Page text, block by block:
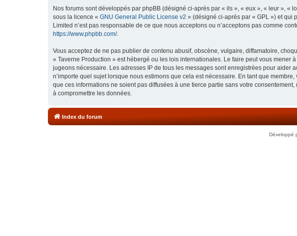
Nos forums sont développés par phpBB (désigné ci-après par « ils », « eux », « leur »,
sous la licence « GNU General Public License v2 » (désigné ci-après par « GPL ») et qui
Limited n’est pas responsable de ce que nous acceptons ou n’acceptons pas comme
https://www.phpbb.com/.
Vous acceptez de ne pas publier de contenu abusif, obscène, vulgaire, diffamatoire,
« Taverne Production » est hébergé ou les lois internationales. Le faire peut vous mener
jugeons nécessaire. Les adresses IP de tous les messages sont enregistrées pour
n’importe quel sujet lorsque nous estimons que cela est nécessaire. En tant que
que ces informations ne soient pas diffusées à une tierce partie sans votre
à compromettre les données.
Index du forum
Développé